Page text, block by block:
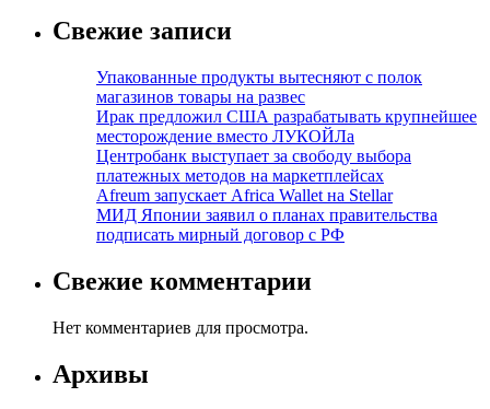
Свежие записи
Упакованные продукты вытесняют с полок
магазинов товары на развес
Ирак предложил США разрабатывать крупнейшее
месторождение вместо ЛУКОЙЛа
Центробанк выступает за свободу выбора
платежных методов на маркетплейсах
Afreum запускает Africa Wallet на Stellar
МИД Японии заявил о планах правительства
подписать мирный договор с РФ
Свежие комментарии
Нет комментариев для просмотра.
Архивы